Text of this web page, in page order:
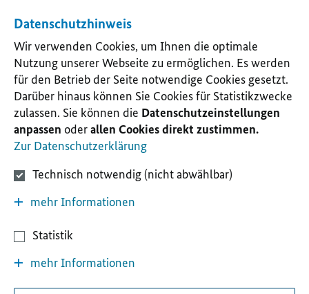
Datenschutzhinweis
Wir verwenden Cookies, um Ihnen die optimale
Nutzung unserer Webseite zu ermöglichen. Es werden
für den Betrieb der Seite notwendige Cookies gesetzt.
Darüber hinaus können Sie Cookies für Statistikzwecke
zulassen. Sie können die Datenschutzeinstellungen
anpassen oderallen Cookies direkt zustimmen.
Zur Datenschutzerklärung
Technisch notwendig (nicht abwählbar)
mehr Informationen
Statistik
mehr Informationen